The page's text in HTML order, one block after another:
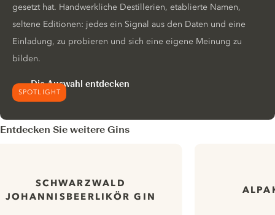
SPOTLIGHT
gesetzt hat. Handwerkliche Destillerien, etablierte Namen,
seltene Editionen: jedes ein Signal aus den Daten und eine
Einladung, zu probieren und sich eine eigene Meinung zu
bilden.
Die Auswahl entdecken
Entdecken Sie weitere Gins
SCHWARZWALD
JOHANNISBEERLIKÖR GIN